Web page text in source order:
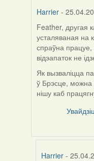
Harrier -
In
reply
to
by
Feather
Feather, другая
усталяваная на
спраўна
відэапаток не
Як вызваліцца
ў Брэсце, можна
нішу каб
Harrier -